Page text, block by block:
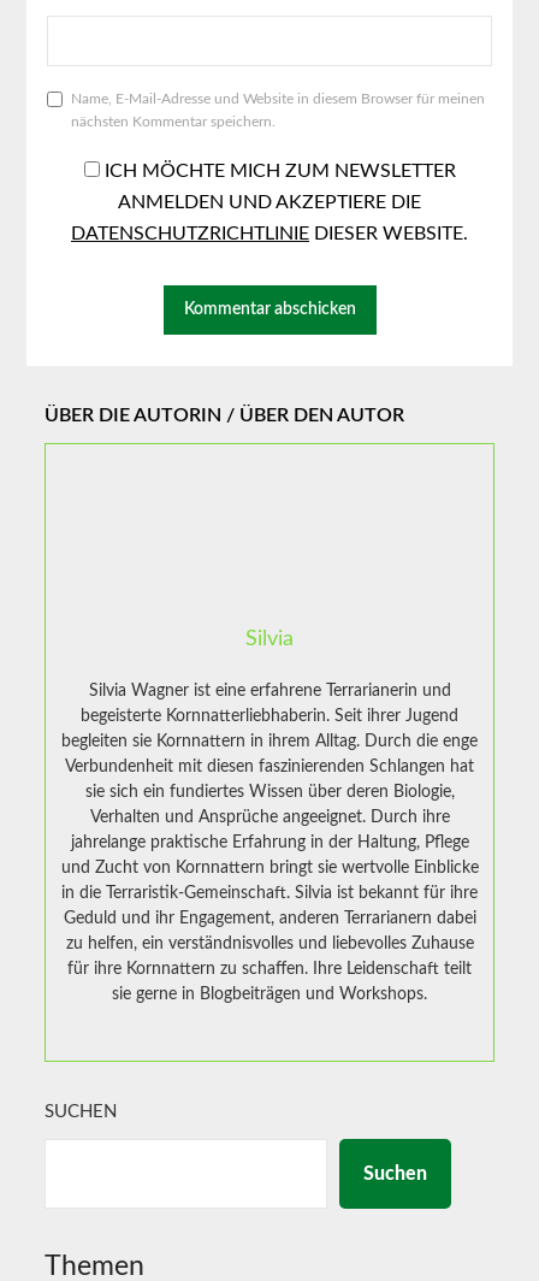
Name, E-Mail-Adresse und Website in diesem Browser für meinen
nächsten Kommentar speichern.
ICH MÖCHTE MICH ZUM NEWSLETTER
ANMELDEN UND AKZEPTIERE DIE
DATENSCHUTZRICHTLINIE DIESER WEBSITE.
ÜBER DIE AUTORIN / ÜBER DEN AUTOR
Silvia
Silvia Wagner ist eine erfahrene Terrarianerin und
begeisterte Kornnatterliebhaberin. Seit ihrer Jugend
begleiten sie Kornnattern in ihrem Alltag. Durch die enge
Verbundenheit mit diesen faszinierenden Schlangen hat
sie sich ein fundiertes Wissen über deren Biologie,
Verhalten und Ansprüche angeeignet. Durch ihre
jahrelange praktische Erfahrung in der Haltung, Pflege
und Zucht von Kornnattern bringt sie wertvolle Einblicke
in die Terraristik-Gemeinschaft. Silvia ist bekannt für ihre
Geduld und ihr Engagement, anderen Terrarianern dabei
zu helfen, ein verständnisvolles und liebevolles Zuhause
für ihre Kornnattern zu schaffen. Ihre Leidenschaft teilt
sie gerne in Blogbeiträgen und Workshops.
SUCHEN
Suchen
Themen